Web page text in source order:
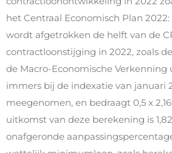
het Centraal Economisch Plan 2022:
wordt afgetrokken de helft van de
contractloonstijging in 2022, zoals
de Macro-Economische Verkenning
immers bij de indexatie van januari
meegenomen, en bedraagt 0,5 x
uitkomst van deze berekening is
onafgeronde